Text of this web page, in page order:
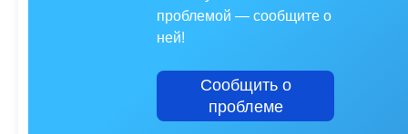
проблемой — сообщите о
ней!
Сообщить о
проблеме